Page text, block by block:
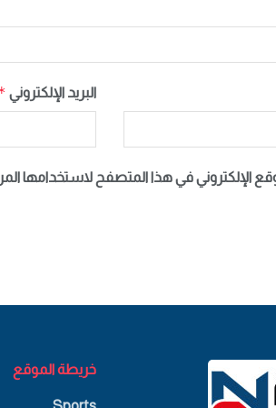
البريد الإلكتروني
الإلكتروني في هذا المتصفح لاستخدامها
خريطة الموقع